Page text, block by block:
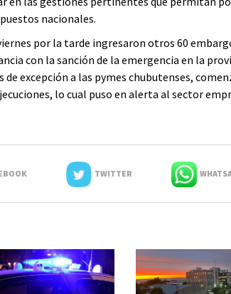
nacionales.
por la tarde ingresaron otros 60
con la sanción de la emergencia en la
de excepción a las pymes chubutenses,
lo cual puso en alerta al sector
TWITTER